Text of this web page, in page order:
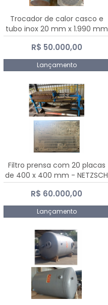
Trocador de calor casco e
tubo inox 20 mm x 1.990 mm
R$ 50.000,00
Lançamento
Filtro prensa com 20 placas
de 400 x 400 mm - NETZSCH
R$ 60.000,00
Lançamento